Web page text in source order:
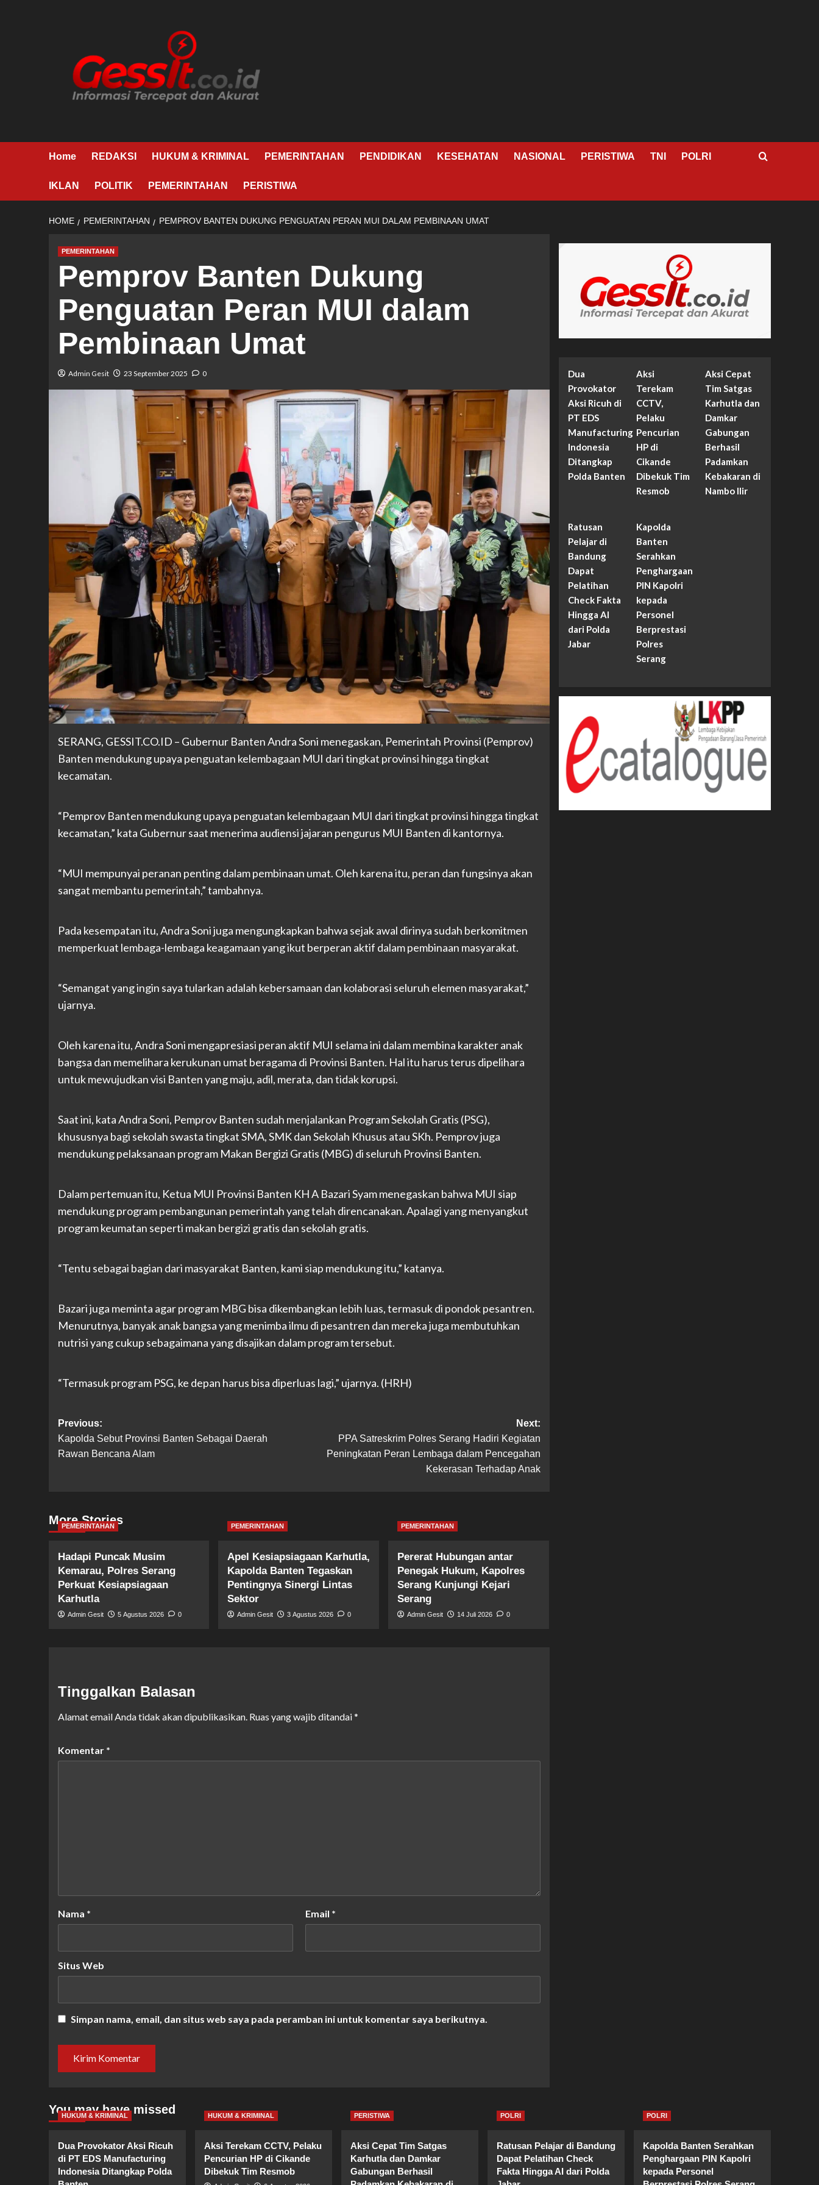
Home REDAKSI HUKUM & KRIMINAL PEMERINTAHAN PENDIDIKAN KESEHATAN NASIONAL PERISTIWA TNI POLRI
IKLAN POLITIK PEMERINTAHAN PERISTIWA
HOME PEMERINTAHAN PEMPROV BANTEN DUKUNG PENGUATAN PERAN MUI DALAM PEMBINAAN UMAT
PEMERINTAHAN
Pemprov Banten Dukung
Penguatan Peran MUI dalam
Pembinaan Umat
Admin Gesit 23 September 2025 0
SERANG, GESSIT.CO.ID – Gubernur Banten Andra Soni menegaskan, Pemerintah Provinsi (Pemprov)
Banten mendukung upaya penguatan kelembagaan MUI dari tingkat provinsi hingga tingkat
kecamatan.
“Pemprov Banten mendukung upaya penguatan kelembagaan MUI dari tingkat provinsi hingga tingkat
kecamatan,” kata Gubernur saat menerima audiensi jajaran pengurus MUI Banten di kantornya.
“MUI mempunyai peranan penting dalam pembinaan umat. Oleh karena itu, peran dan fungsinya akan
sangat membantu pemerintah,” tambahnya.
Pada kesempatan itu, Andra Soni juga mengungkapkan bahwa sejak awal dirinya sudah berkomitmen
memperkuat lembaga-lembaga keagamaan yang ikut berperan aktif dalam pembinaan masyarakat.
“Semangat yang ingin saya tularkan adalah kebersamaan dan kolaborasi seluruh elemen masyarakat,”
ujarnya.
Oleh karena itu, Andra Soni mengapresiasi peran aktif MUI selama ini dalam membina karakter anak
bangsa dan memelihara kerukunan umat beragama di Provinsi Banten. Hal itu harus terus dipelihara
untuk mewujudkan visi Banten yang maju, adil, merata, dan tidak korupsi.
Saat ini, kata Andra Soni, Pemprov Banten sudah menjalankan Program Sekolah Gratis (PSG),
khususnya bagi sekolah swasta tingkat SMA, SMK dan Sekolah Khusus atau SKh. Pemprov juga
mendukung pelaksanaan program Makan Bergizi Gratis (MBG) di seluruh Provinsi Banten.
Dalam pertemuan itu, Ketua MUI Provinsi Banten KH A Bazari Syam menegaskan bahwa MUI siap
mendukung program pembangunan pemerintah yang telah direncanakan. Apalagi yang menyangkut
program keumatan seperti makan bergizi gratis dan sekolah gratis.
“Tentu sebagai bagian dari masyarakat Banten, kami siap mendukung itu,” katanya.
Bazari juga meminta agar program MBG bisa dikembangkan lebih luas, termasuk di pondok pesantren.
Menurutnya, banyak anak bangsa yang menimba ilmu di pesantren dan mereka juga membutuhkan
nutrisi yang cukup sebagaimana yang disajikan dalam program tersebut.
“Termasuk program PSG, ke depan harus bisa diperluas lagi,” ujarnya. (HRH)
Post
navigation
Previous:
Kapolda Sebut Provinsi Banten Sebagai Daerah
Rawan Bencana Alam
Next:
PPA Satreskrim Polres Serang Hadiri Kegiatan
Peningkatan Peran Lembaga dalam Pencegahan
Kekerasan Terhadap Anak
More Stories
PEMERINTAHAN
Hadapi Puncak Musim
Kemarau, Polres Serang
Perkuat Kesiapsiagaan
Karhutla
Admin Gesit 5 Agustus 2026 0
PEMERINTAHAN
Apel Kesiapsiagaan Karhutla,
Kapolda Banten Tegaskan
Pentingnya Sinergi Lintas
Sektor
Admin Gesit 3 Agustus 2026 0
PEMERINTAHAN
Pererat Hubungan antar
Penegak Hukum, Kapolres
Serang Kunjungi Kejari
Serang
Admin Gesit 14 Juli 2026 0
Tinggalkan Balasan
Alamat email Anda tidak akan dipublikasikan. Ruas yang wajib ditandai*
Komentar *
Nama * Email *
Situs Web
Simpan nama, email, dan situs web saya pada peramban ini untuk komentar saya berikutnya.
Dua
Provokator
Aksi Ricuh di
PT EDS
Manufacturing
Indonesia
Ditangkap
Polda Banten
Aksi
Terekam
CCTV,
Pelaku
Pencurian
HP di
Cikande
Dibekuk Tim
Resmob
Aksi Cepat
Tim Satgas
Karhutla dan
Damkar
Gabungan
Berhasil
Padamkan
Kebakaran di
Nambo Ilir
Ratusan
Pelajar di
Bandung
Dapat
Pelatihan
Check Fakta
Hingga AI
dari Polda
Jabar
Kapolda
Banten
Serahkan
Penghargaan
PIN Kapolri
kepada
Personel
Berprestasi
Polres
Serang
You may have missed
HUKUM & KRIMINAL
Dua Provokator Aksi Ricuh
di PT EDS Manufacturing
Indonesia Ditangkap Polda
HUKUM & KRIMINAL
Aksi Terekam CCTV, Pelaku
Pencurian HP di Cikande
Dibekuk Tim Resmob
PERISTIWA
Aksi Cepat Tim Satgas
Karhutla dan Damkar
Gabungan Berhasil
POLRI
Ratusan Pelajar di Bandung
Dapat Pelatihan Check
Fakta Hingga AI dari Polda
POLRI
Kapolda Banten Serahkan
Penghargaan PIN Kapolri
kepada Personel